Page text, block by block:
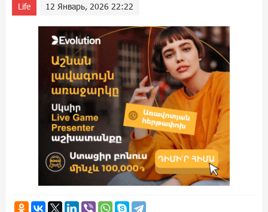
Life 12 Январь, 2026 22:22